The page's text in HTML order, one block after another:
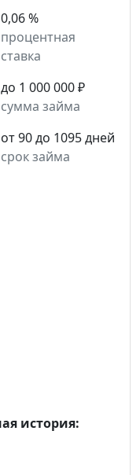
0,06 %
процентная
ставка
до 1 000 000 ₽
сумма займа
от 90 до 1095 дней
срок займа
история: